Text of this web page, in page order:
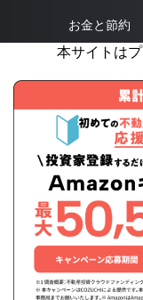
お金と節約
本サイトは